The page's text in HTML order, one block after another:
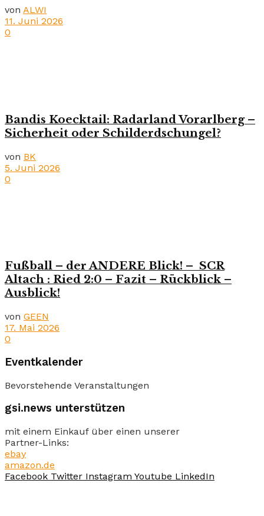
von ALWI
11. Juni 2026
0
Bandis Koecktail: Radarland Vorarlberg –
Sicherheit oder Schilderdschungel?
von BK
5. Juni 2026
0
Fußball – der ANDERE Blick! – SCR
Altach : Ried 2:0 – Fazit – Rückblick –
Ausblick!
von GEEN
17. Mai 2026
0
Eventkalender
Bevorstehende Veranstaltungen
gsi.news unterstützen
mit einem Einkauf über einen unserer
Partner-Links:
ebay
amazon.de
Facebook Twitter Instagram Youtube LinkedIn